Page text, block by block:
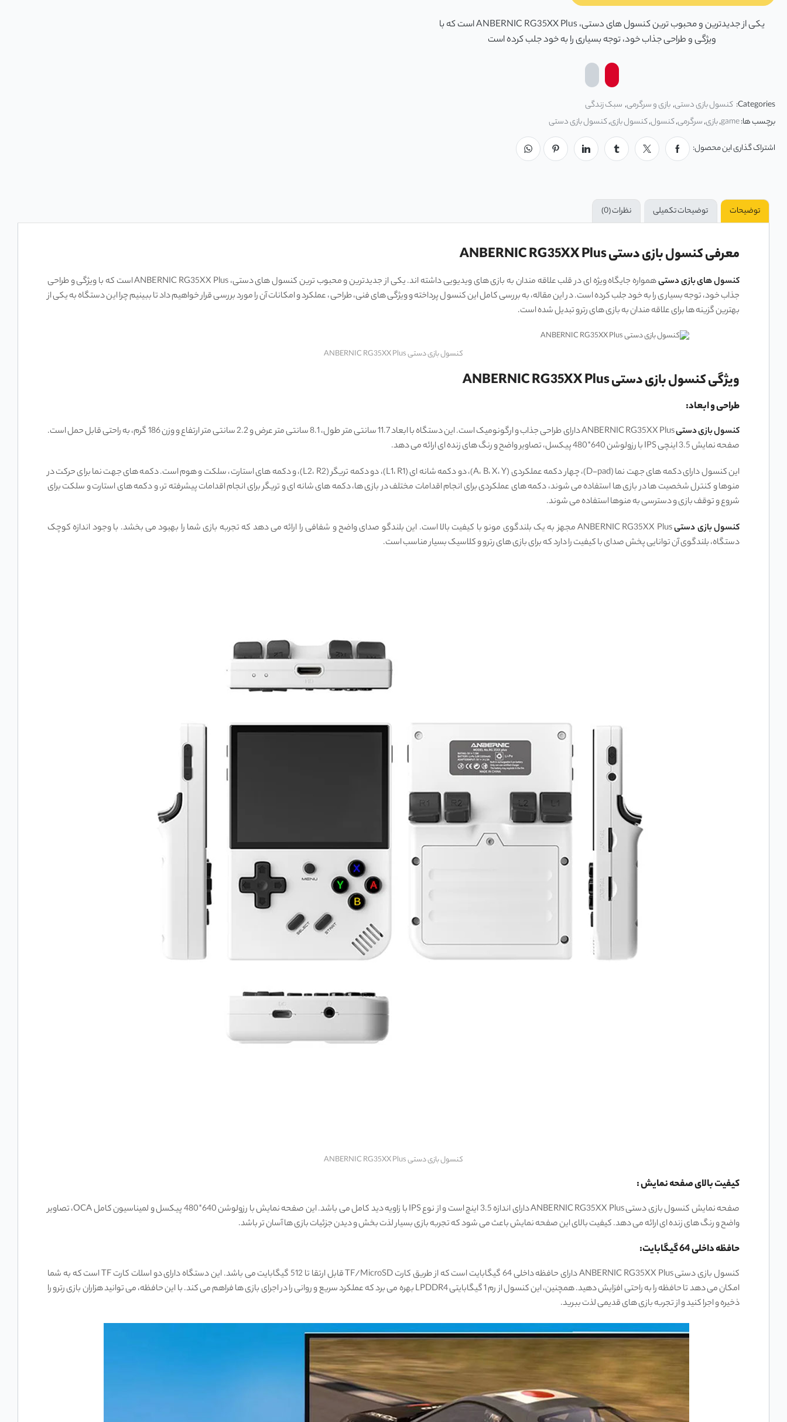
یکی از جدیدترین و محبوب‌ ترین کنسول ‌های دستی، ANBERNIC RG35XX Plus است که با
ویژگی‌ و طراحی جذاب خود، توجه بسیاری را به خود جلب کرده است
Categories: کنسول بازی دستی, بازی و سرگرمی, سبک زندگی
برچسب ها:game
,بازی,سرگرمی,کنسول,کنسول بازی,کنسول بازی دستی
اشتراک گذاری این محصول:
توضیحات توضیحات تکمیلی نظرات (0)
معرفی کنسول بازی دستی ANBERNIC RG35XX Plus
کنسول ‌های بازی دستی
همواره جایگاه ویژه ‌ای در قلب علاقه ‌مندان به بازی ‌های ویدیویی داشته اند. یکی از جدیدترین و محبوب‌ ترین کنسول ‌های دستی، ANBERNIC RG35XX Plus است که با ویژگی‌ و طراحی
جذاب خود، توجه بسیاری را به خود جلب کرده است. در این مقاله، به بررسی کامل این کنسول پرداخته و ویژگی‌ های فنی، طراحی، عملکرد و امکانات آن را مورد بررسی قرار خواهیم داد تا ببینیم چرا این دستگاه به یکی از
بهترین گزینه‌ ها برای علاقه‌ مندان به بازی‌ های رترو تبدیل شده است.
کنسول بازی دستی ANBERNIC RG35XX Plus
ویژگی کنسول بازی دستی ANBERNIC RG35XX Plus
طراحی و ابعاد:
کنسول بازی دستی
ANBERNIC RG35XX Plus دارای طراحی جذاب و ارگونومیک است. این دستگاه با ابعاد 11.7 سانتی‌ متر طول، 8.1 سانتی‌ متر عرض و 2.2 سانتی‌ متر ارتفاع و وزن 186 گرم، به راحتی قابل حمل است.
صفحه نمایش 3.5 اینچی IPS با رزولوشن 640*480 پیکسل، تصاویر واضح و رنگ‌ های زنده ‌ای ارائه می ‌دهد.
این کنسول دارای دکمه‌ های جهت ‌نما (D-pad)، چهار دکمه عملکردی (A، B، X، Y)، دو دکمه شانه ‌ای (L1، R1)، دو دکمه تریگر (L2، R2)، و دکمه‌ های استارت، سلکت و هوم است. دکمه ‌های جهت ‌نما برای حرکت در
منوها و کنترل شخصیت ‌ها در بازی‌ ها استفاده می ‌شوند، دکمه ‌های عملکردی برای انجام اقدامات مختلف در بازی ‌ها، دکمه ‌های شانه ‌ای و تریگر برای انجام اقدامات پیشرفته ‌تر، و دکمه ‌های استارت و سلکت برای
شروع و توقف بازی و دسترسی به منوها استفاده می‌ شوند.
کنسول بازی دستی
ANBERNIC RG35XX Plus مجهز به یک بلندگوی مونو با کیفیت بالا است. این بلندگو صدای واضح و شفافی را ارائه می‌ دهد که تجربه بازی شما را بهبود می‌ بخشد. با وجود اندازه کوچک
دستگاه، بلندگوی آن توانایی پخش صدای با کیفیت را دارد که برای بازی‌ های رترو و کلاسیک بسیار مناسب است.
کنسول بازی دستی ANBERNIC RG35XX Plus
کیفیت بالای صفحه نمایش :
صفحه نمایش کنسول بازی دستی ANBERNIC RG35XX Plus دارای اندازه 3.5 اینچ است و از نوع IPS با زاویه دید کامل می ‌باشد. این صفحه نمایش با رزولوشن 640*480 پیکسل و لمیناسیون کامل OCA، تصاویر
واضح و رنگ ‌های زنده ‌ای ارائه می‌ دهد. کیفیت بالای این صفحه نمایش باعث می ‌شود که تجربه بازی بسیار لذت‌ بخش و دیدن جزئیات بازی ‌ها آسان ‌تر باشد.
حافظه داخلی 64 گیگابایت:
کنسول بازی دستی ANBERNIC RG35XX Plus دارای حافظه داخلی 64 گیگابایت است که از طریق کارت TF/MicroSD قابل ارتقا تا 512 گیگابایت می ‌باشد. این دستگاه دارای دو اسلات کارت TF است که به شما
امکان می‌ دهد تا حافظه را به راحتی افزایش دهید. همچنین، این کنسول از رم 1 گیگابایتی LPDDR4 بهره می ‌برد که عملکرد سریع و روانی را در اجرای بازی ‌ها فراهم می‌ کند. با این حافظه، می‌ توانید هزاران بازی رترو را
ذخیره و اجرا کنید و از تجربه بازی‌ های قدیمی لذت ببرید.